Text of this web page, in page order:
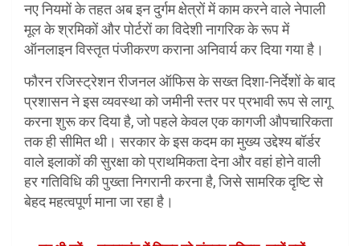
नए नियमों के तहत अब इन दुर्गम क्षेत्रों में काम करने वाले नेपाली
मूल के श्रमिकों और पोर्टरों का विदेशी नागरिक के रूप में
ऑनलाइन विस्तृत पंजीकरण कराना अनिवार्य कर दिया गया है।
फौरन रजिस्ट्रेशन रीजनल ऑफिस के सख्त दिशा-निर्देशों के बाद
प्रशासन ने इस व्यवस्था को जमीनी स्तर पर प्रभावी रूप से लागू
करना शुरू कर दिया है, जो पहले केवल एक कागजी औपचारिकता
तक ही सीमित थी। सरकार के इस कदम का मुख्य उद्देश्य बॉर्डर
वाले इलाकों की सुरक्षा को प्राथमिकता देना और वहां होने वाली
हर गतिविधि की पुख्ता निगरानी करना है, जिसे सामरिक दृष्टि से
बेहद महत्वपूर्ण माना जा रहा है।